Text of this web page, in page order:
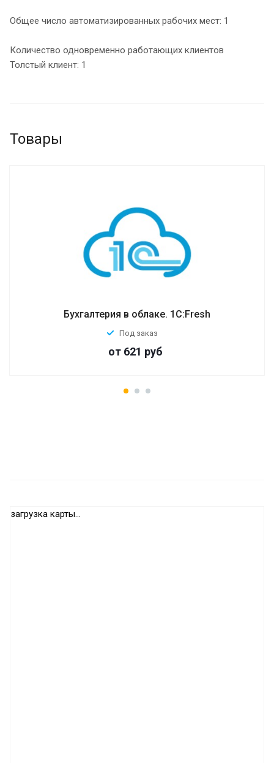
Общее число автоматизированных рабочих мест: 1
Количество одновременно работающих клиентов
Толстый клиент: 1
Товары
Бухгалтерия в облаке. 1С:Fresh
Под заказ
от 621 руб
загрузка карты...